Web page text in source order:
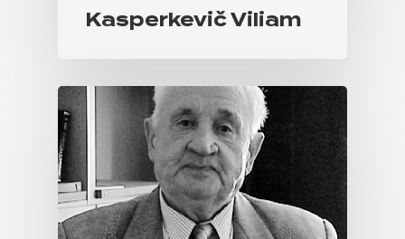
Kasperkevič Viliam